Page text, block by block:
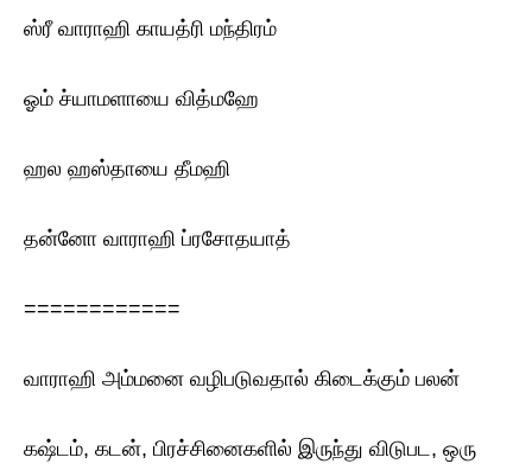
ஸ்ரீ வாராஹி காயத்ரி மந்திரம்
ஓம் ச்யாமளாயை வித்மஹே
ஹல ஹஸ்தாயை தீமஹி
தன்னோ வாராஹி ப்ரசோதயாத்
============
வாராஹி அம்மனை வழிபடுவதால் கிடைக்கும் பலன்
கஷ்டம், கடன், பிரச்சினைகளில் இருந்து விடுபட, ஒரு